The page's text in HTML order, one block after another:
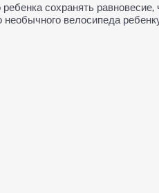
сохранять
велосипеда